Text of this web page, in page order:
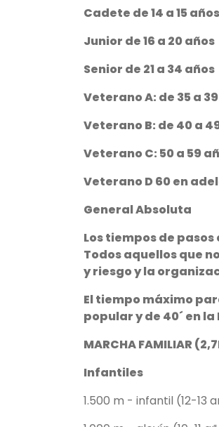
Cadete de 14 a 15
Junior de 16 a 20 años
Senior de 21 a 34 años
Veterano A: de 35 a
Veterano B: de 40 a
Veterano C: 50 a 59
Veterano D 60 en
General Absoluta
Los tiempos de
Todos aquellos que
y riesgo y la
El tiempo máximo
popular y de 40´ en
MARCHA FAMILIAR
Infantiles
1.500 m - infantil (12-13